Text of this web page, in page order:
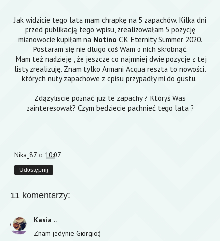
Jak widzicie tego lata mam chrapkę na 5 zapachów. Kilka dni
przed publikacją tego wpisu, zrealizowałam 5 pozycję
mianowocie kupiłam na Notino CK Eternity Summer 2020.
Postaram się nie dlugo coś Wam o nich skrobnąć.
Mam też nadzieję , że jeszcze co najmniej dwie pozycje z tej
listy zrealizuję. Znam tylko Armani Acqua reszta to nowości,
których nuty zapachowe z opisu przypadły mi do gustu.
Zdążyliscie poznać już te zapachy ? Któryś Was
zainteresował? Czym bedziecie pachnieć tego lata ?
Nika_87 o 10:07
Udostępnij
11 komentarzy:
Kasia J.
Znam jedynie Giorgio:)